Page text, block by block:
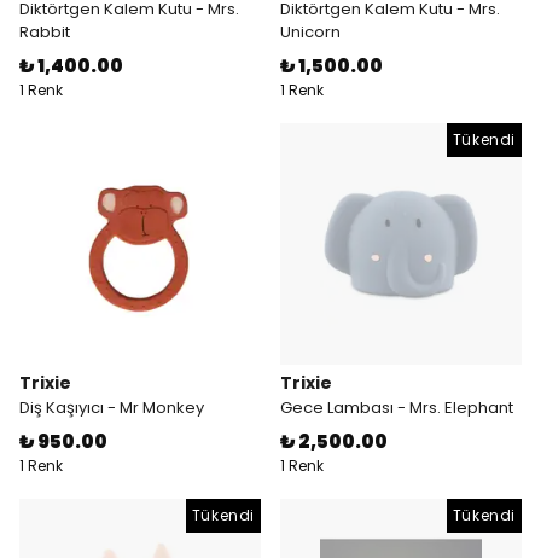
Diktörtgen Kalem Kutu - Mrs.
Rabbit
₺ 1,400.00
1 Renk
Diktörtgen Kalem Kutu - Mrs.
Unicorn
₺ 1,500.00
1 Renk
Trixie
Diş Kaşıyıcı - Mr Monkey
₺ 950.00
1 Renk
Tükendi
Trixie
Gece Lambası - Mrs. Elephant
₺ 2,500.00
1 Renk
Tükendi Tükendi